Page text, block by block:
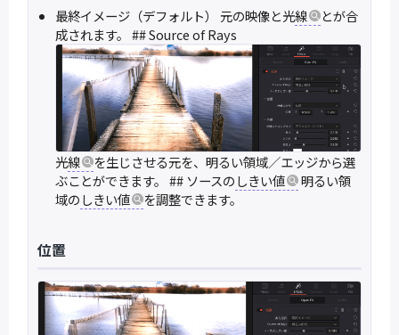
最終イメージ（デフォルト） 元の映像と光線
とが合
成されます。 ## Source of Rays
光線
を生じさせる元を、明るい領域／エッジから選
ぶことができます。 ## ソースのしきい値
明るい領
域のしきい値 を調整できます。
位置